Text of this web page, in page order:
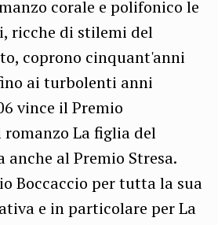
corale e polifonico le
ricche di stilemi del
coprono cinquant'anni
ai turbolenti anni
vince il Premio
La figlia del
anche al Premio Stresa.
Boccaccio per tutta la sua
e in particolare per La